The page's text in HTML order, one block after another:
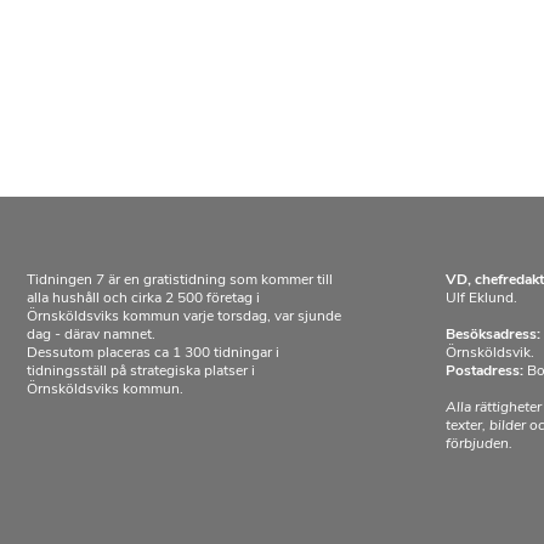
Tidningen 7 är en gratistidning som kommer till
alla hushåll och cirka 2 500 företag i
Örnsköldsviks kommun varje torsdag, var sjunde
dag - därav namnet.
Dessutom placeras ca 1 300 tidningar i
tidningsställ på strategiska platser i
Örnsköldsviks kommun.
VD,
Ulf Eklund.
Besöksadress:
Örnsköldsvik.
Postadress:
Alla
texter, bilder
förbjuden.